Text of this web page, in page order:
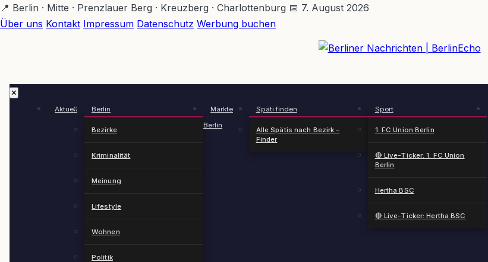
Zum
Hauptinhalt
📍 Berlin · Mitte · Prenzlauer Berg · Kreuzberg · Charlottenburg 📅 7. August 2026
Über uns Kontakt Impressum Datenschutz Werbung buchen
✕
Aktuell Berlin
Bezirke
Kriminalität
Meinung
Lifestyle
Wohnen
Politik
Märkte
Berlin
Späti finden
Alle Spätis nach Bezirk –
Finder
Sport
1. FC Union Berlin
🔴 Live-Ticker: 1. FC Union
Berlin
Hertha BSC
🔴 Live-Ticker: Hertha BSC